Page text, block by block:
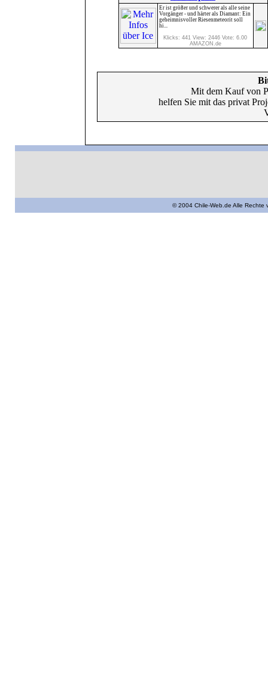
Er ist größer und schwerer als alle seine
Vorgänger - und härter als Diamant: Ein
geheimnisvoller Riesenmeteorit soll
hi...
Klicks: 441 View: 2446 Vote: 6.00
AMAZON.de
Mit dem Kauf von
helfen Sie mit das privat
© 2004 Chile-Web.de Alle Rechte